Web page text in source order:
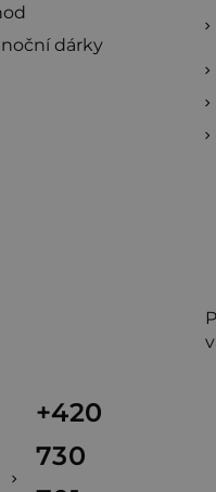
dárky
+420
730